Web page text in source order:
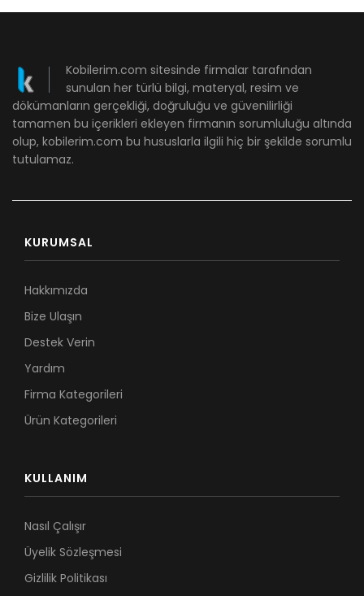
Kobilerim.com sitesinde firmalar tarafından
sunulan her türlü bilgi, materyal, resim ve
dökümanların gerçekliği, doğruluğu ve güvenilirliği
tamamen bu içerikleri ekleyen firmanın sorumluluğu altında
olup, kobilerim.com bu hususlarla ilgili hiç bir şekilde sorumlu
tutulamaz.
KURUMSAL
Hakkımızda
Bize Ulaşın
Destek Verin
Yardım
Firma Kategorileri
Ürün Kategorileri
KULLANIM
Nasıl Çalışır
Üyelik Sözleşmesi
Gizlilik Politikası